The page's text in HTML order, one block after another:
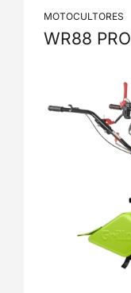
MOTOCULTORES
WR88 PRO